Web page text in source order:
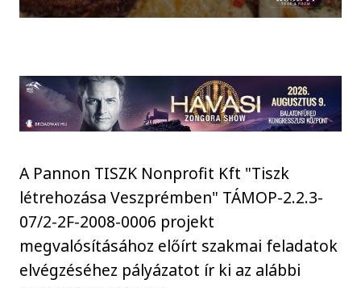
A Pannon TISZK Nonprofit Kft "Tiszk
létrehozása Veszprémben" TÁMOP-2.2.3-
07/2-2F-2008-0006 projekt
megvalósításához előírt szakmai feladatok
elvégzéséhez pályázatot ír ki az alábbi